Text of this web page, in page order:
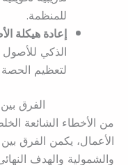
للمنظمة.
إعادة هيكلة
الذكي للأصول
لتعظيم الحصة
الفرق
من الأخطاء الشائعة
الأعمال، يكمن الفرق
والشمولية والهدف